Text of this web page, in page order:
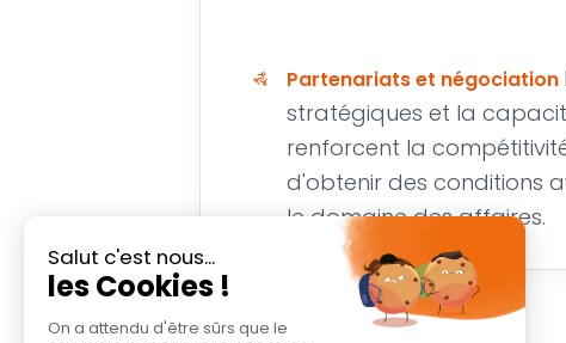
Partenariats et négociation
stratégiques et la
renforcent la
d'obtenir des conditions
le domaine des affaires.